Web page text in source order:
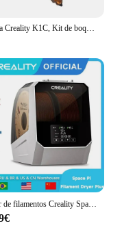
Boquilla Creality K1C, Kit de boquillas de intercambio rápido de unicornio, boquilla tridimensional integrada totalmente metálica de alto flujo para K1 Max/K1C/Ender-3 V3
Secador de filamentos Creality Space Pi más 2 carretes Impresora 3D mejorada 2 rollos Ajuste de temperatura 45 ℃ -70 ℃ 360 ° Calentamiento de aire caliente 0-48h